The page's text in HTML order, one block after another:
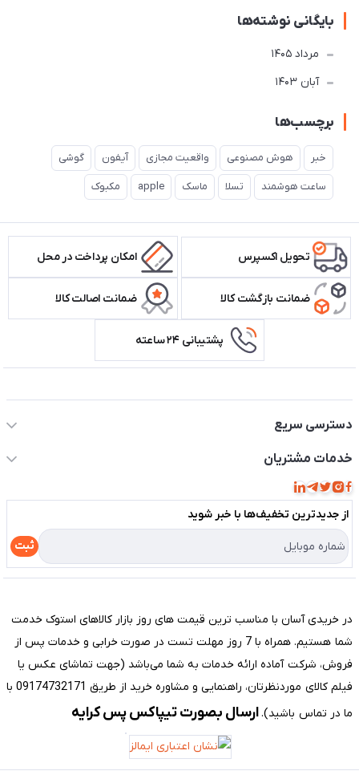
بایگانی نوشته‌ها
مرداد 1405
آبان 1403
برچسب‌ها
خبر هوش مصنوعی واقعیت مجازی آیفون گوشی
ساعت هوشمند تسلا ماسک apple مکبوک
تحویل اکسپرس امکان پرداخت در محل
ضمانت بازگشت کالا ضمانت اصالت کالا
پشتیبانی ۲۴ ساعته
دسترسی سریع
حساب کاربری
مجله فروشگاه
لیست محصولات
درباره ما
تماس با ما
خدمات مشتریان
قوانین و مقررات
حریم خصوصی
راهنما
از جدید‌ترین تخفیف‌ها با‌ خبر شوید
ثبت
در خریدی آسان با مناسب ترین قیمت های روز بازار کالاهای استوک خدمت
شما هستیم. همراه با 7 روز مهلت تست در صورت خرابی و خدمات پس از
فروش، شرکت آماده ارائه خدمات به شما می‌باشد (جهت تماشای عکس یا
فیلم کالای موردنظرتان، راهنمایی و مشاوره خرید از طریق 09174732171 با
ما در تماس باشید).ارسال بصورت تیپاکس پس کرایه